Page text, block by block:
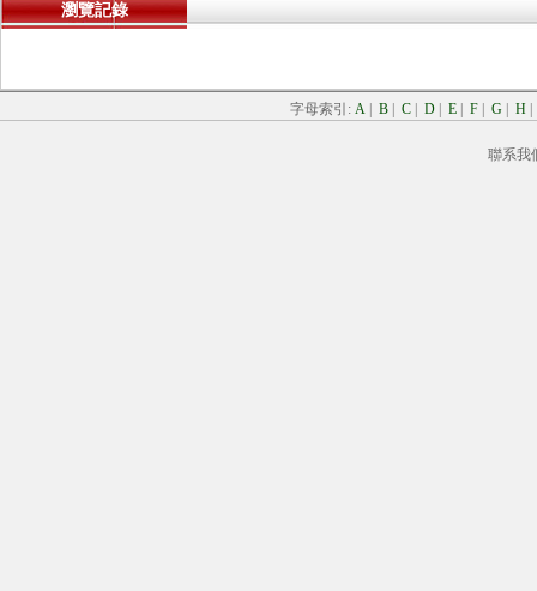
瀏覽記錄
字母索引: A B C D E F G H
聯系我